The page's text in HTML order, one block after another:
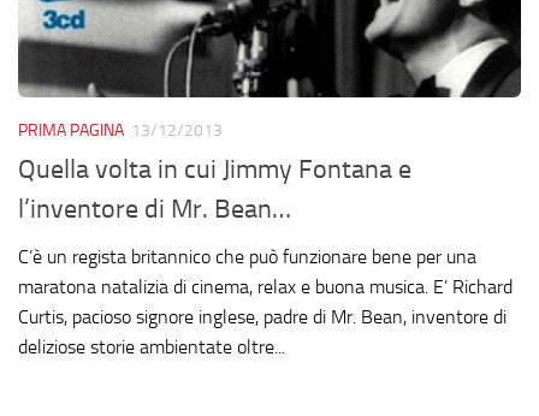
PRIMA PAGINA 13/12/2013
Quella volta in cui Jimmy Fontana e
l’inventore di Mr. Bean…
C’è un regista britannico che può funzionare bene per una
maratona natalizia di cinema, relax e buona musica. E’ Richard
Curtis, pacioso signore inglese, padre di Mr. Bean, inventore di
deliziose storie ambientate oltre...